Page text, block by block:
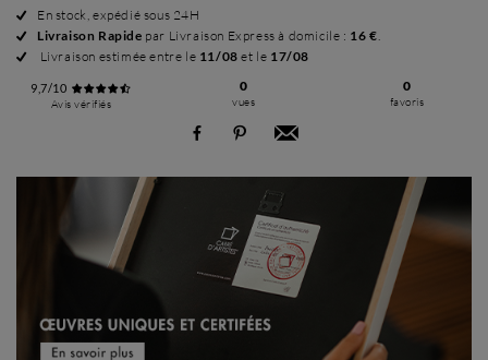
En stock, expédié sous 24H
Livraison Rapide par Livraison Express à domicile : 16 €.
Livraison estimée entre le 11/08 et le 17/08
9,7/10
Avis vérifiés
0
vues
0
favoris